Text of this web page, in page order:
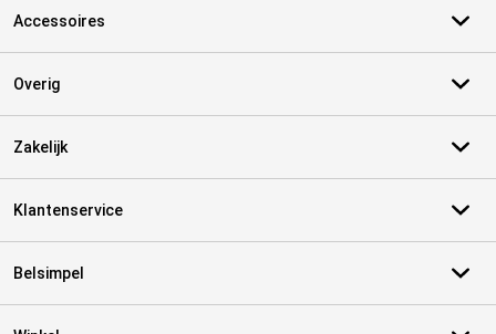
Accessoires
Overig
Zakelijk
Klantenservice
Belsimpel